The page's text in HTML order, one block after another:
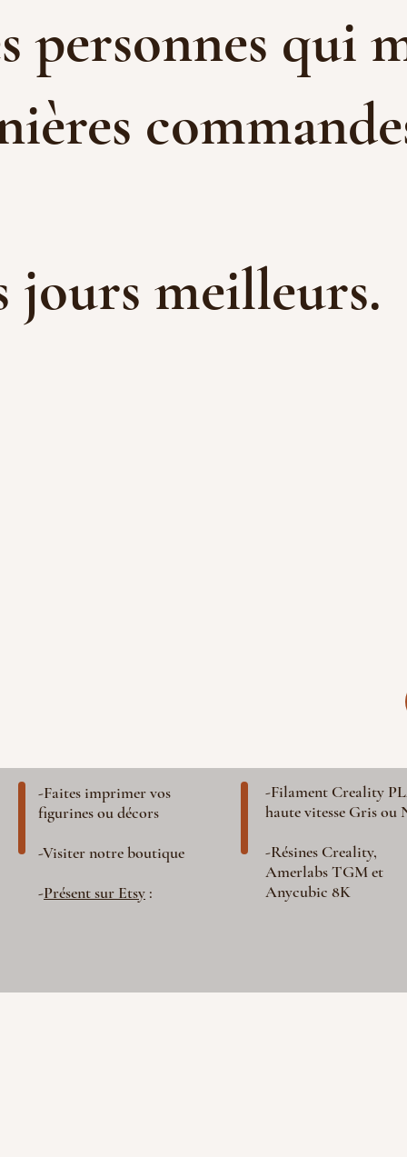
-Faites imprimer vos
figurines ou décors
-Visiter notre boutique
-Présent sur Etsy :
-Filament Creality
haute vitesse Gris ou
-Résines Creality,
Amerlabs TGM et
Anycubic 8K
personnes qui
jours meilleurs.